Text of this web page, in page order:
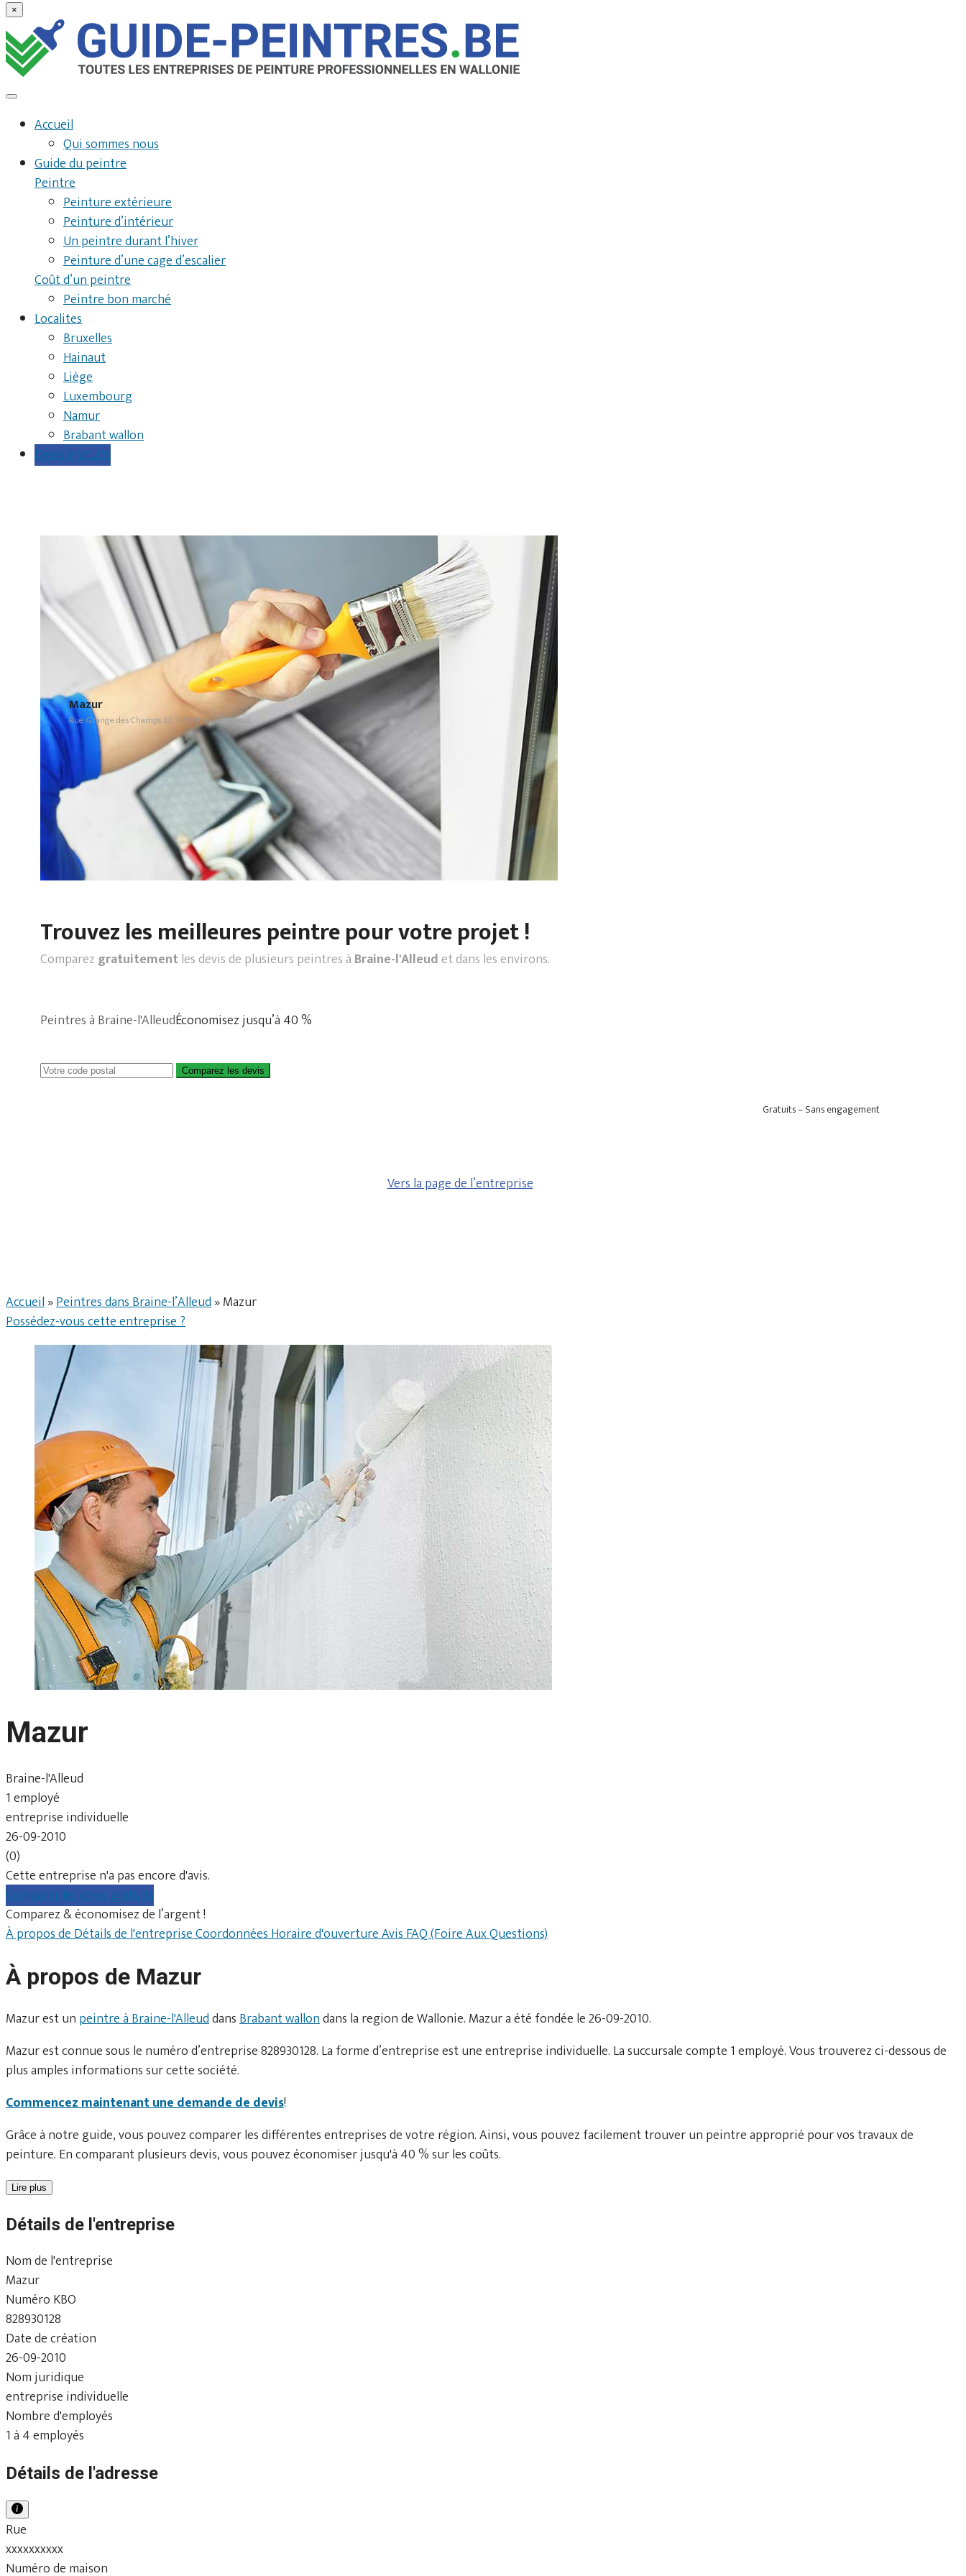
×
Accueil
Qui sommes nous
Guide du peintre
Peintre
Peinture extérieure
Peinture d’intérieur
Un peintre durant l’hiver
Peinture d’une cage d’escalier
Coût d’un peintre
Peintre bon marché
Localites
Bruxelles
Hainaut
Liège
Luxembourg
Namur
Brabant wallon
Devis gratuits
Mazur
Rue Grange des Champs 32, 1420 Braine-l'Alleud
Trouvez les meilleures peintre pour votre projet !
Comparez gratuitementles devis de plusieurs peintres à Braine-l'Alleudet dans les environs.
Peintres à Braine-l'AlleudÉconomisez jusqu’à 40 %
Comparez les devis
Gratuits – Sans engagement
Vers la page de l’entreprise
Accueil»Peintres dans Braine-l’Alleud»Mazur
Possédez-vous cette entreprise ?
Mazur
Braine-l'Alleud
1 employé
entreprise individuelle
26-09-2010
(0)
Cette entreprise n'a pas encore d'avis.
Comparer les devis gratuits
Comparez & économisez de l’argent !
À propos deDétails de l'entrepriseCoordonnéesHoraire d'ouvertureAvisFAQ (Foire Aux Questions)
À propos de Mazur
Mazur est un peintre à Braine-l'AlleuddansBrabant wallondans la region de Wallonie. Mazur a été fondée le 26-09-2010.
Mazur est connue sous le numéro d’entreprise 828930128. La forme d’entreprise est une entreprise individuelle. La succursale compte 1 employé. Vous trouverez ci-dessous de
plus amples informations sur cette société.
Commencez maintenant une demande de devis!
Grâce à notre guide, vous pouvez comparer les différentes entreprises de votre région. Ainsi, vous pouvez facilement trouver un peintre approprié pour vos travaux de
peinture. En comparant plusieurs devis, vous pouvez économiser jusqu'à 40 % sur les coûts.
Lire plus
Détails de l'entreprise
Nom de l'entreprise
Mazur
Numéro KBO
828930128
Date de création
26-09-2010
Nom juridique
entreprise individuelle
Nombre d'employés
1 à 4 employés
Détails de l'adresse
Rue
xxxxxxxxxx
Numéro de maison